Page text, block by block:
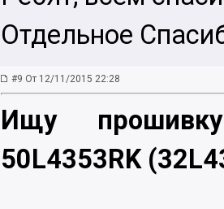
Отдельное
#9 От 12/11/2015 22:28
Ищу
50L4353RK